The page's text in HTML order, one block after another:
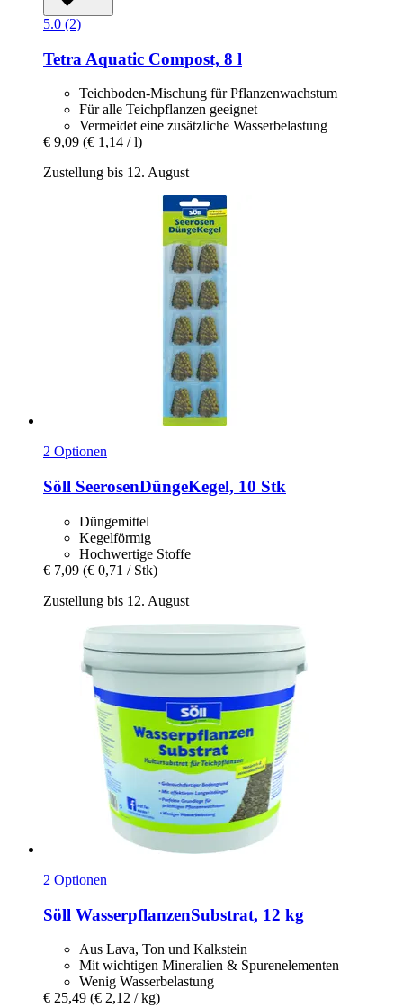
5.0 (2)
Tetra Aquatic Compost, 8 l
Teichboden-Mischung für Pflanzenwachstum
Für alle Teichpflanzen geeignet
Vermeidet eine zusätzliche Wasserbelastung
€ 9,09 (€ 1,14 / l)
Zustellung bis 12. August
2 Optionen
Söll SeerosenDüngeKegel, 10 Stk
Düngemittel
Kegelförmig
Hochwertige Stoffe
€ 7,09 (€ 0,71 / Stk)
Zustellung bis 12. August
2 Optionen
Söll WasserpflanzenSubstrat, 12 kg
Aus Lava, Ton und Kalkstein
Mit wichtigen Mineralien & Spurenelementen
Wenig Wasserbelastung
€ 25,49 (€ 2,12 / kg)